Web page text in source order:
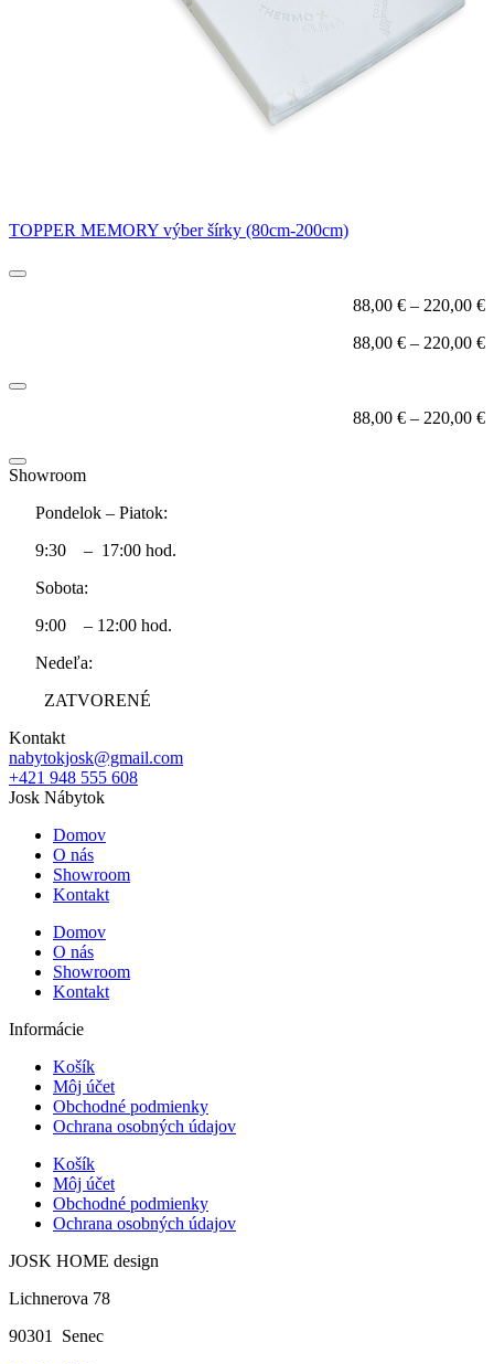
TOPPER MEMORY výber šírky (80cm-200cm)
88,00 € – 220,00 €
88,00 € – 220,00 €
88,00 € – 220,00 €
Showroom
Pondelok – Piatok:
9:30 – 17:00 hod.
Sobota:
9:00 – 12:00 hod.
Nedeľa:
ZATVORENÉ
Kontakt
nabytokjosk@gmail.com
+421 948 555 608
Josk Nábytok
Domov
O nás
Showroom
Kontakt
Domov
O nás
Showroom
Kontakt
Informácie
Košík
Môj účet
Obchodné podmienky
Ochrana osobných údajov
Košík
Môj účet
Obchodné podmienky
Ochrana osobných údajov
JOSK HOME design
Lichnerova 78
90301 Senec